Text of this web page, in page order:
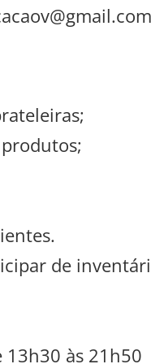
de
13h30 às 21h50